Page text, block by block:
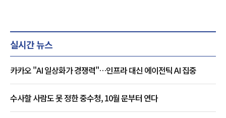
실시간 뉴스
카카오 "AI 일상화가 경쟁력"…인프라 대신 에이전틱 AI 집중
수사할 사람도 못 정한 중수청, 10월 문부터 연다